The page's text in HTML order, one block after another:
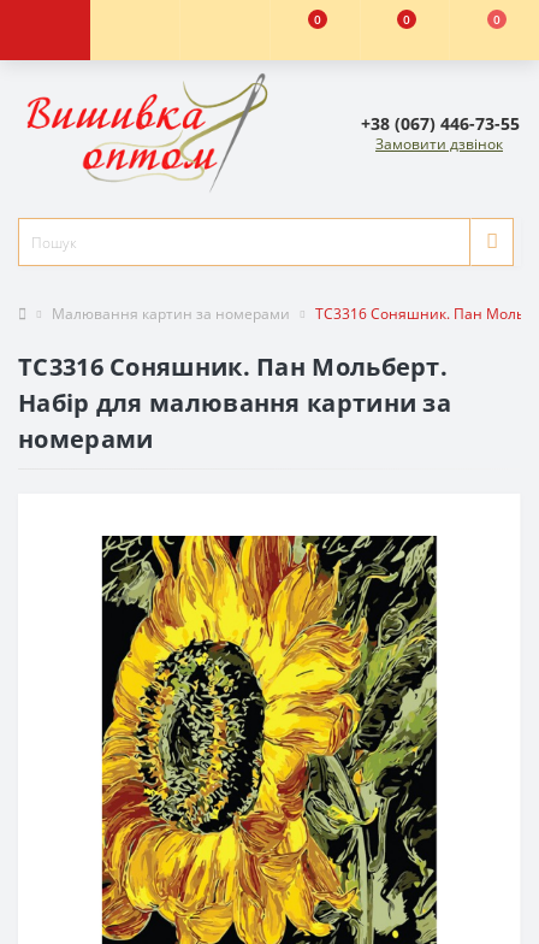
0 0 0
+38 (067) 446-73-55
Замовити дзвінок
Малювання картин за номерами TC3316 Соняшник. Пан
TC3316 Соняшник. Пан Мольберт.
Набір для малювання картини за
номерами